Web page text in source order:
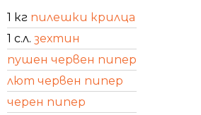
1 кг пилешки крилца
1 с.л. зехтин
пушен червен пипер
лют червен пипер
черен пипер